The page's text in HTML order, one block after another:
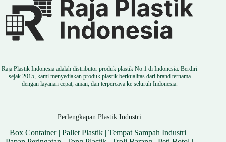
Raja Plastik Indonesia adalah distributor produk plastik No.1 di Indonesia. Berdiri
sejak 2015, kami menyediakan produk plastik berkualitas dari brand ternama
dengan layanan cepat, aman, dan terpercaya ke seluruh Indonesia.
Perlengkapan Plastik Industri
Box Container| Pallet Plastik| Tempat Sampah Industri |